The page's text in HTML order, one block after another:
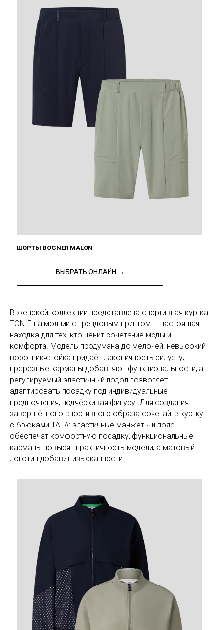
ШОРТЫ BOGNER MALON
ВЫБРАТЬ ОНЛАЙН →
В женской коллекции представлена спортивная куртка
TONIE на молнии с трендовым принтом — настоящая
находка для тех, кто ценит сочетание моды и
комфорта. Модель продумана до мелочей: невысокий
воротник‑стойка придаёт лаконичность силуэту,
прорезные карманы добавляют функциональности, а
регулируемый эластичный подол позволяет
адаптировать посадку под индивидуальные
предпочтения, подчёркивая фигуру. Для создания
завершённого спортивного образа сочетайте куртку
с брюками TALA: эластичные манжеты и пояс
обеспечат комфортную посадку, функциональные
карманы повысят практичность модели, а матовый
логотип добавит изысканности.